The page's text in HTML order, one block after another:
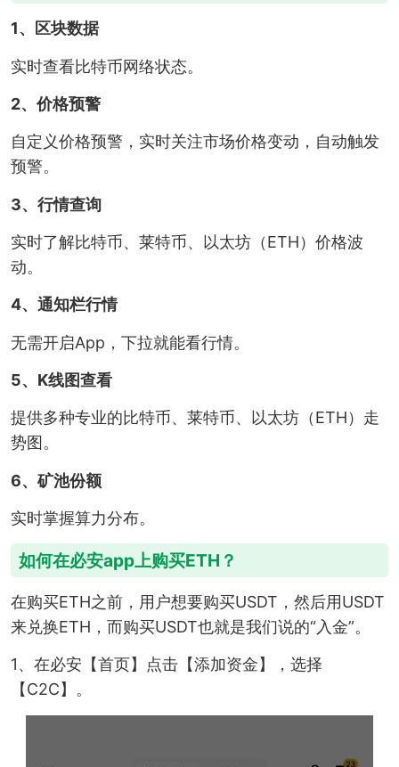
1、区块数据
实时查看比特币网络状态。
2、价格预警
自定义价格预警，实时关注市场价格变动，自动触发
预警。
3、行情查询
实时了解比特币、莱特币、以太坊（ETH）价格波
动。
4、通知栏行情
无需开启App，下拉就能看行情。
5、K线图查看
提供多种专业的比特币、莱特币、以太坊（ETH）走
势图。
6、矿池份额
实时掌握算力分布。
如何在必安app上购买ETH？
在购买ETH之前，用户想要购买USDT，然后用USDT
来兑换ETH，而购买USDT也就是我们说的“入金”。
1、在必安【首页】点击【添加资金】，选择
【C2C】。